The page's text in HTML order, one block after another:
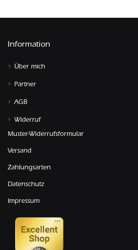
Information
Über mich
Partner
AGB
Widerruf
Muster-Widerrufsformular
Versand
Zahlungsarten
Datenschutz
Impressum